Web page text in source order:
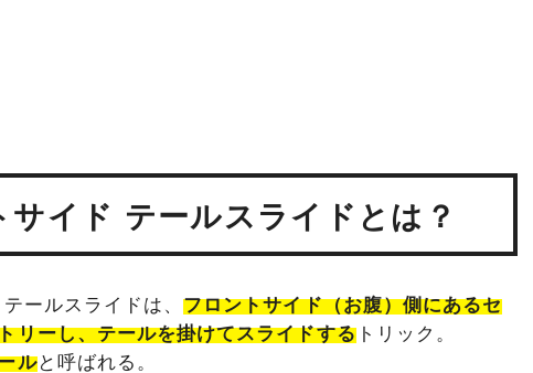
サイド テールスライドとは？
ールスライドは、フロントサイド（お腹）側にあるセ
リーし、テールを掛けてスライドするトリック。
ルと呼ばれる。